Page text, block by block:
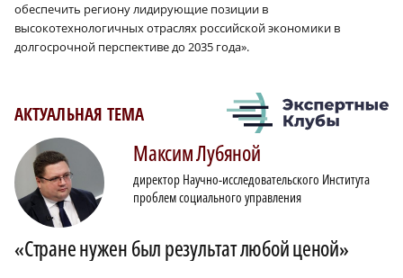
обеспечить региону лидирующие позиции в
высокотехнологичных отраслях российской экономики в
долгосрочной перспективе до 2035 года».
АКТУАЛЬНАЯ ТЕМА
МаксимЛубяной
директор Научно-исследовательского Института
проблем социального управления
«Стране нужен был результат любой ценой»